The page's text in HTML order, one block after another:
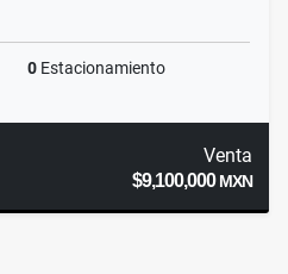
0 Estacionamiento
Venta
$9,100,000MXN